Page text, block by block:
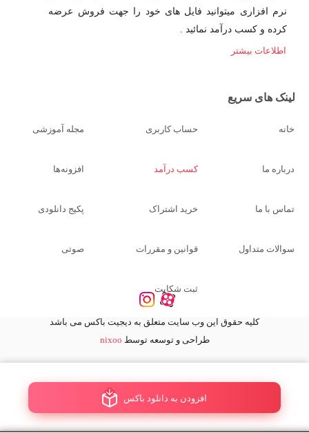
افزودن به دانلود باکس
نرم افزاری میتوانید فایل های خود را جهت فروش عرضه
کرده و کسب درآمد نمائید .
اطلاعات بیشتر
لینک های سریع
خانه
درباره ما
تماس با ما
سوالات متداول
حساب کاربری
کسب درآمد
خرید اشتراک
قوانین و مقررات
ثبت شکایت
مجله آموزشی
افزونه‌ها
پکیج دانلودی
صوتی
کلیه حقوق این وب سایت متعلق به دیجیت باکس می باشد
طراحی و توسعه توسط nixoo